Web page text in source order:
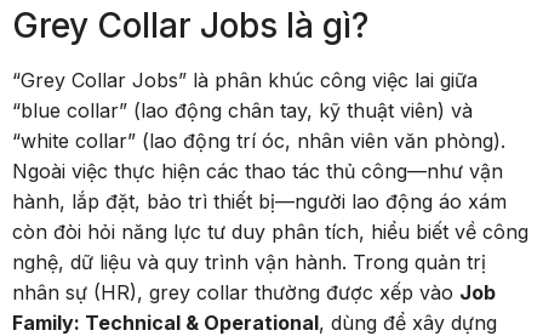
Grey Collar Jobs là gì?
“Grey Collar Jobs” là phân khúc công việc lai giữa
“blue collar” (lao động chân tay, kỹ thuật viên) và
“white collar” (lao động trí óc, nhân viên văn phòng).
Ngoài việc thực hiện các thao tác thủ công—như vận
hành, lắp đặt, bảo trì thiết bị—người lao động áo xám
còn đòi hỏi năng lực tư duy phân tích, hiểu biết về công
nghệ, dữ liệu và quy trình vận hành. Trong quản trị
nhân sự (HR), grey collar thường được xếp vào Job
Family: Technical & Operational, dùng để xây dựng